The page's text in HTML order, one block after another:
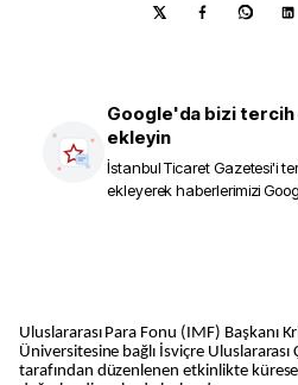
Google'da bizi tercih
ekleyin
İstanbul Ticaret Gazetesi'i
ekleyerek haberlerimizi
Uluslararası Para Fonu (IMF) Başkanı
Üniversitesine bağlı İsviçre Uluslararası
tarafından düzenlenen etkinlikte